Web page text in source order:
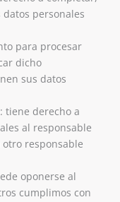
personales
para procesar
dicho
sus datos
tiene derecho a
al responsable
responsable
oponerse al
cumplimos con